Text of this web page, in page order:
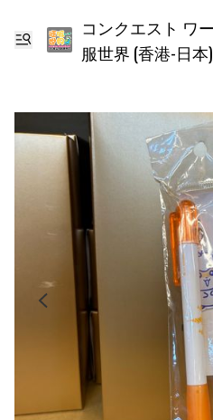
コンクエスト ワールド 征
服世界 (香港-日本)